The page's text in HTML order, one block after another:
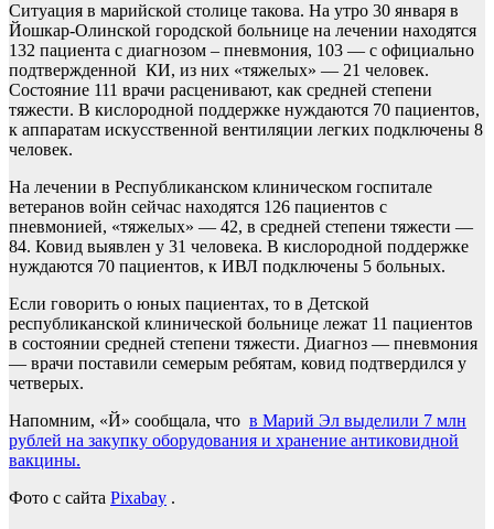
Ситуация в марийской столице такова. На утро 30 января в
Йошкар-Олинской городской больнице на лечении находятся
132 пациента с диагнозом – пневмония, 103 — с официально
подтвержденной КИ, из них «тяжелых» — 21 человек.
Состояние 111 врачи расценивают, как средней степени
тяжести. В кислородной поддержке нуждаются 70 пациентов,
к аппаратам искусственной вентиляции легких подключены 8
человек.
На лечении в Республиканском клиническом госпитале
ветеранов войн сейчас находятся 126 пациентов с
пневмонией, «тяжелых» — 42, в средней степени тяжести —
84. Ковид выявлен у 31 человека. В кислородной поддержке
нуждаются 70 пациентов, к ИВЛ подключены 5 больных.
Если говорить о юных пациентах, то в Детской
республиканской клинической больнице лежат 11 пациентов
в состоянии средней степени тяжести. Диагноз — пневмония
— врачи поставили семерым ребятам, ковид подтвердился у
четверых.
Напомним, «Й» сообщала, что в Марий Эл выделили 7 млн
рублей на закупку оборудования и хранение антиковидной
вакцины.
Фото с сайта Pixabay .